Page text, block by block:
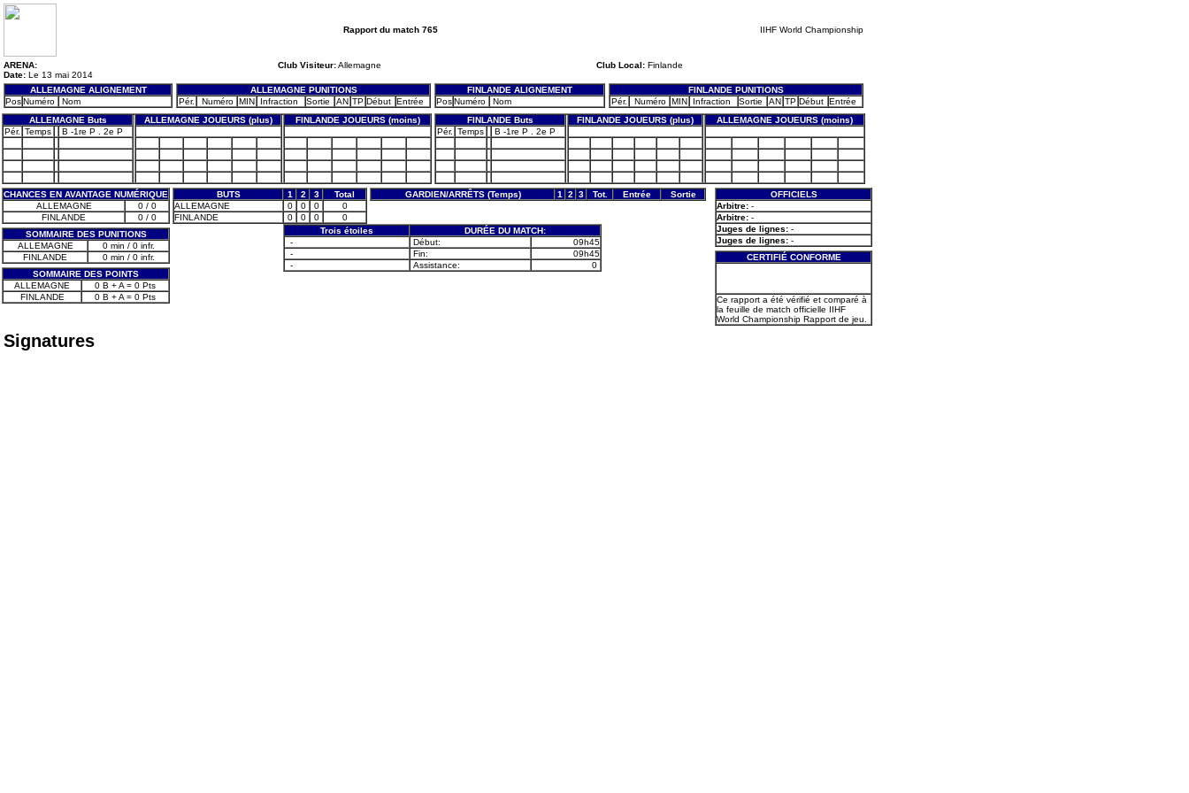
Rapport du match 765 IIHF World Championship
ARENA:
Date: Le 13 mai 2014
Club Visiteur:Allemagne Club Local: Finlande
ALLEMAGNE ALIGNEMENT
PosNuméro Nom
ALLEMAGNE PUNITIONS
Pér.
Numéro MIN Infraction Sortie AN TP Début Entrée
FINLANDE ALIGNEMENT
PosNuméro Nom
FINLANDE PUNITIONS
Pér.
Numéro MIN Infraction Sortie AN TP Début Entrée
ALLEMAGNE Buts
ALLEMAGNE JOUEURS (plus)
FINLANDE JOUEURS (moins)
Pér. Temps B -1re P . 2e P
FINLANDE Buts FINLANDE JOUEURS (plus)
ALLEMAGNE JOUEURS (moins)
Pér. Temps B -1re P . 2e P
CHANCES EN AVANTAGE NUMÉRIQUE
ALLEMAGNE
0 / 0
FINLANDE
0 / 0
SOMMAIRE DES PUNITIONS
ALLEMAGNE
0 min / 0 infr.
FINLANDE
0 min / 0 infr.
SOMMAIRE DES POINTS
ALLEMAGNE
0 B + A = 0 Pts
FINLANDE
0 B + A = 0 Pts
BUTS 1 2 3
Total
ALLEMAGNE
0 0 0
0
FINLANDE
0 0 0 0
GARDIEN/ARRÊTS (Temps) 1 2 3 Tot. Entrée Sortie
Trois étoiles
DURÉE DU MATCH:
-
Début:
09h45
-
Fin:
09h45
-
Assistance: 0
OFFICIELS
Arbitre: -
Arbitre: -
Juges de lignes: -
Juges de lignes: -
CERTIFIÉ CONFORME
Ce rapport a été vérifié et comparé à
la feuille de match officielle IIHF
World Championship Rapport de jeu.
Signatures